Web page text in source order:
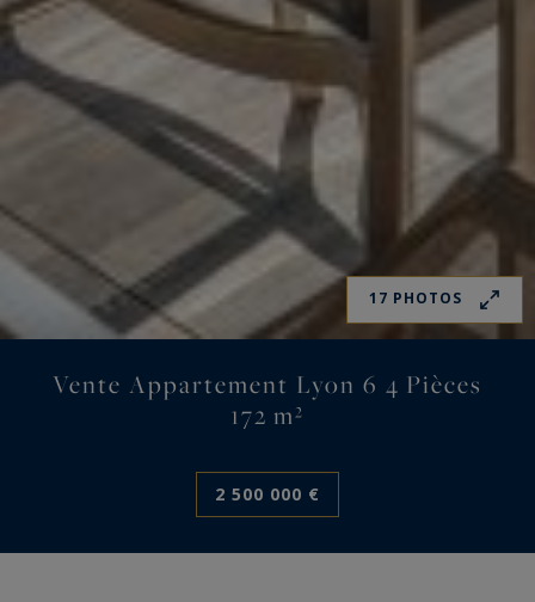
17 PHOTOS
Vente Appartement Lyon 6 4 Pièces
172 m²
2 500 000 €